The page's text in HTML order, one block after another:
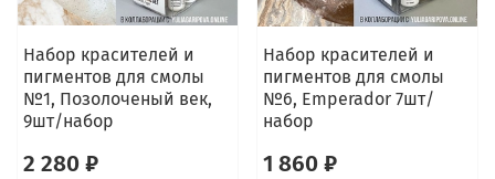
Набор красителей и
пигментов для смолы
№1, Позолоченый век,
9шт/набор
2 280 ₽
Набор красителей и
пигментов для смолы
№6, Emperador 7шт/
набор
1 860 ₽